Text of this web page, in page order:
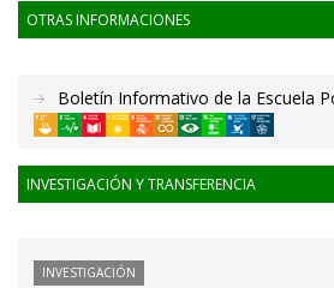
OTRAS INFORMACIONES
Boletín Informativo de la Escuela
INVESTIGACIÓN Y TRANSFERENCIA
INVESTIGACIÓN